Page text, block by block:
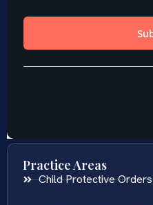
Practice Areas
Child Protective Orders